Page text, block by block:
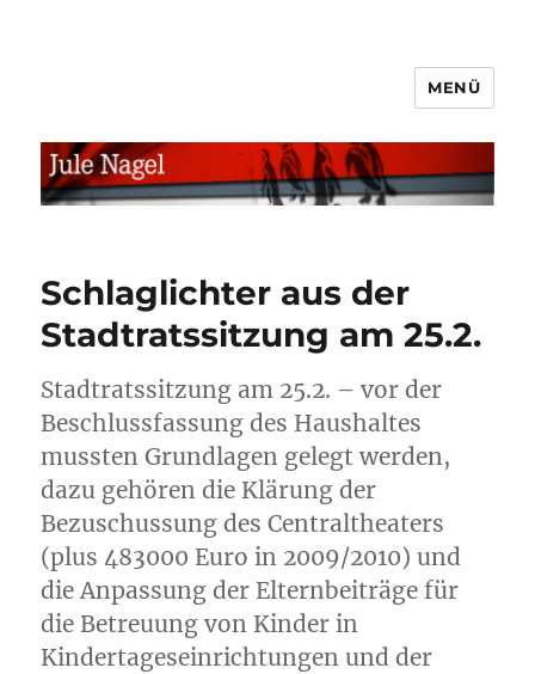
MENÜ
Schlaglichter aus der
Stadtratssitzung am 25.2.
Stadtratssitzung am 25.2. – vor der
Beschlussfassung des Haushaltes
mussten Grundlagen gelegt werden,
dazu gehören die Klärung der
Bezuschussung des Centraltheaters
(plus 483000 Euro in 2009/2010) und
die Anpassung der Elternbeiträge für
die Betreuung von Kinder in
Kindertageseinrichtungen und der